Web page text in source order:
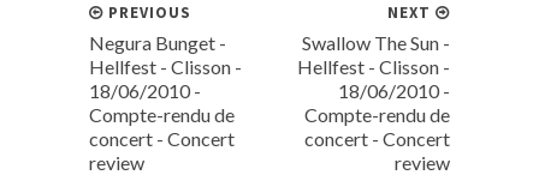
NEXT
Swallow The Sun -
Hellfest - Clisson -
18/06/2010 -
Compte-rendu de
concert - Concert
review
PREVIOUS
Negura Bunget -
Hellfest - Clisson -
18/06/2010 -
Compte-rendu de
concert - Concert
review